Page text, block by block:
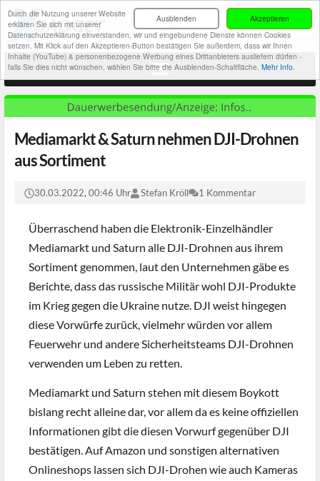
Akzeptieren
Ausblenden
Durch die Nutzung unserer Website
erklären Sie sich mit unserer
Datenschutzerklärung einverstanden, wir und eingebundene Dienste können Cookies
setzen. Mit Klick auf den Akzeptieren-Button bestätigen Sie außerdem, dass wir Ihnen
Inhalte (YouTube) & personenbezogene Werbung eines Drittanbieters ausliefern dürfen -
falls Sie dies nicht wünschen, wählen Sie bitte die Ausblenden-Schaltfläche. Mehr Info.
Mediamarkt & Saturn nehmen DJI-Drohnen
aus Sortiment
30.03.2022, 00:46 Uhr Stefan Kröll 1 Kommentar
Überraschend haben die Elektronik-Einzelhändler
Mediamarkt und Saturn alle DJI-Drohnen aus ihrem
Sortiment genommen, laut den Unternehmen gäbe es
Berichte, dass das russische Militär wohl DJI-Produkte
im Krieg gegen die Ukraine nutze. DJI weist hingegen
diese Vorwürfe zurück, vielmehr würden vor allem
Feuerwehr und andere Sicherheitsteams DJI-Drohnen
verwenden um Leben zu retten.
Mediamarkt und Saturn stehen mit diesem Boykott
bislang recht alleine dar, vor allem da es keine offiziellen
Informationen gibt die diesen Vorwurf gegenüber DJI
bestätigen. Auf Amazon und sonstigen alternativen
Onlineshops lassen sich DJI-Drohen wie auch Kameras